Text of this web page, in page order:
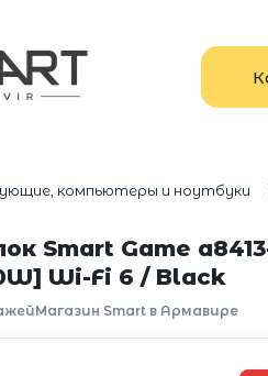
компьютеры и ноутбуки
Smart Game
Wi-Fi 6 / Black
Магазин Smart в Армавире